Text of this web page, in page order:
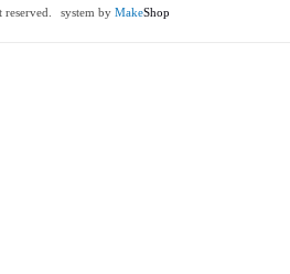
system by MakeShop